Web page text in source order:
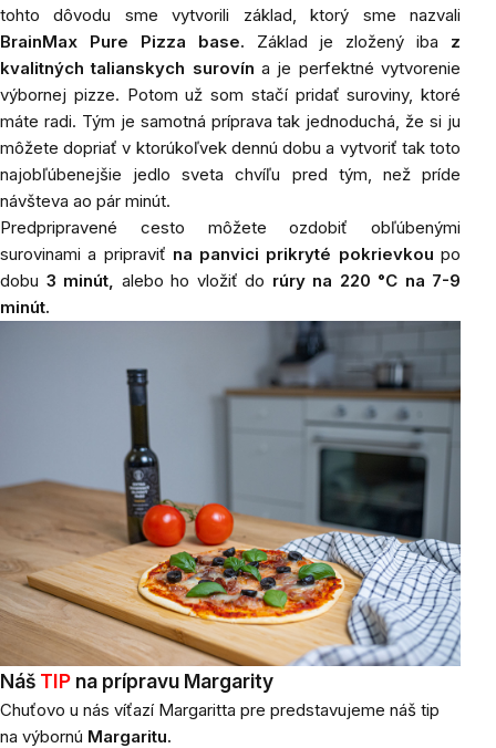
tohto dôvodu sme vytvorili základ, ktorý sme nazvali
BrainMax Pure Pizza base. Základ je zložený iba z
kvalitných talianskych surovín a je perfektné vytvorenie
výbornej pizze. Potom už som stačí pridať suroviny, ktoré
máte radi. Tým je samotná príprava tak jednoduchá, že si ju
môžete dopriať v ktorúkoľvek dennú dobu a vytvoriť tak toto
najobľúbenejšie jedlo sveta chvíľu pred tým, než príde
návšteva ao pár minút.
Predpripravené cesto môžete ozdobiť obľúbenými
surovinami a pripraviť na panvici prikryté pokrievkou po
dobu 3 minút, alebo ho vložiť do rúry na 220 °C na 7-9
minút.
Náš TIP na prípravu Margarity
Chuťovo u nás víťazí Margaritta pre predstavujeme náš tip
na výbornú Margaritu.